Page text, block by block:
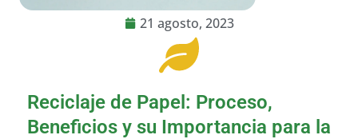
21 agosto, 2023
Reciclaje de Papel: Proceso,
Beneficios y su Importancia para la